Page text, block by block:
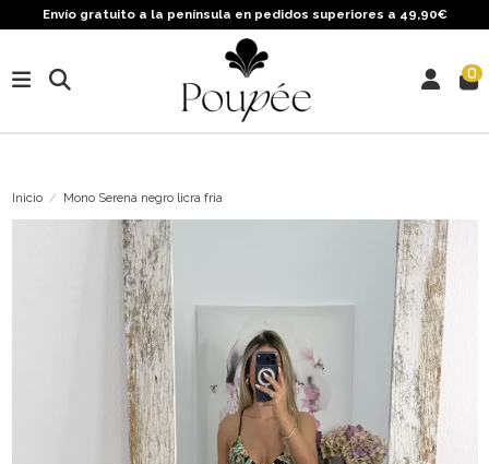
Envío gratuito a la península en pedidos superiores a 49,90€
0
Inicio Mono Serena negro licra fria